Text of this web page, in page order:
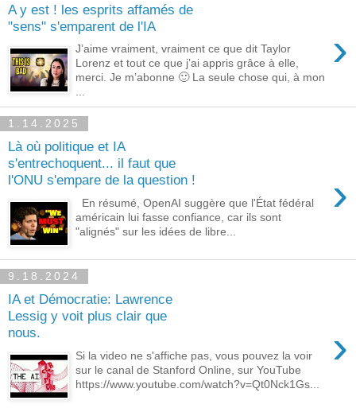
A y est ! les esprits affamés de
"sens" s'emparent de l'IA
›
J’aime vraiment, vraiment ce que dit Taylor
Lorenz et tout ce que j’ai appris grâce à elle,
merci. Je m’abonne 🙂 La seule chose qui, à mon
...
1.14.2025
Là où politique et IA
s'entrechoquent... il faut que
l'ONU s'empare de la question !
›
En résumé, OpenAI suggère que l'État fédéral
américain lui fasse confiance, car ils sont
"alignés" sur les idées de libre...
9.18.2024
IA et Démocratie: Lawrence
Lessig y voit plus clair que
nous.
›
Si la video ne s'affiche pas, vous pouvez la voir
sur le canal de Stanford Online, sur YouTube
https://www.youtube.com/watch?v=Qt0Nck1Gs...